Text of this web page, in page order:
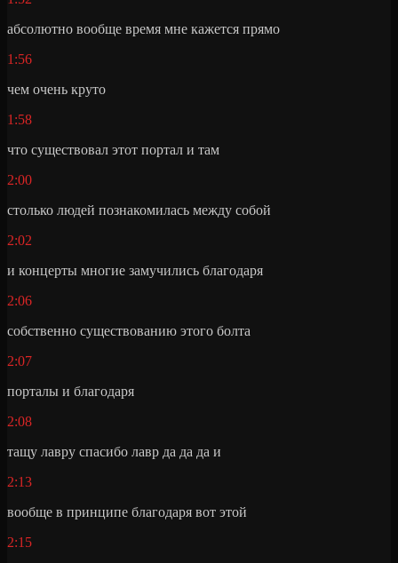
абсолютно вообще время мне кажется прямо
1:56
чем очень круто
1:58
что существовал этот портал и там
2:00
столько людей познакомилась между собой
2:02
и концерты многие замучились благодаря
2:06
собственно существованию этого болта
2:07
порталы и благодаря
2:08
тащу лавру спасибо лавр да да да и
2:13
вообще в принципе благодаря вот этой
2:15